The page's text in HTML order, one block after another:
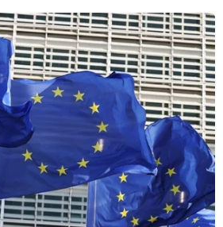
MỤC
lại những 'trái
việc sử dụng tế
chữa bệnh, làm